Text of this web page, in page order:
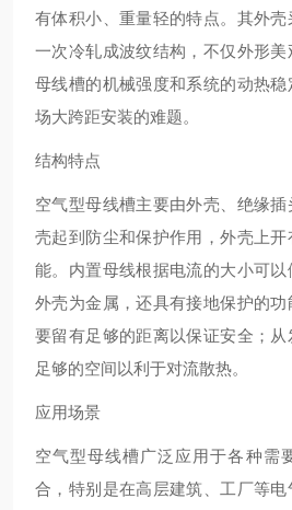
有体积小、重量轻的特点。其外
一次冷轧成波纹结构，不仅外形
母线槽的机械强度和系统的动热
场大跨距安装的难题‌。
结构特点
空气型母线槽主要由外壳、绝缘
壳起到防尘和保护作用，外壳上
能。内置母线根据电流的大小可
外壳为金属，还具有接地保护的
要留有足够的距离以保证安全；
足够的空间以利于对流散热‌。
应用场景
空气型母线槽广泛应用于各种需
合，特别是在高层建筑、工厂等电